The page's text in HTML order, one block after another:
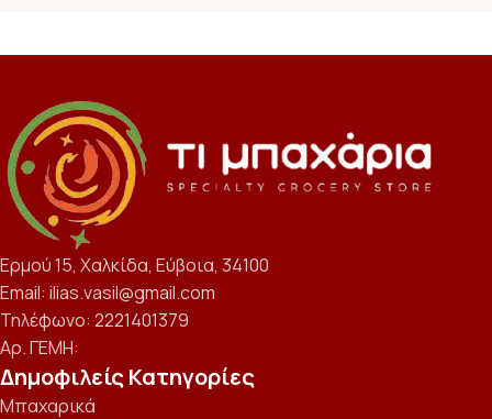
Ερμού 15, Χαλκίδα, Εύβοια, 34100
Email: ilias.vasil@gmail.com
Τηλέφωνο: 2221401379
Αρ. ΓΕΜΗ:
Δημοφιλείς Κατηγορίες
Μπαχαρικά